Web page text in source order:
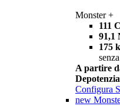
Monster +
111
91,1
175
A partire
Configura
new